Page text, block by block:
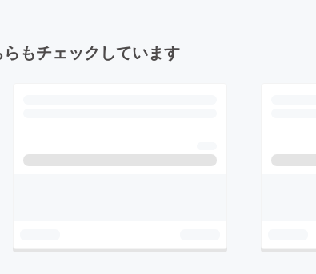
もチェックしています